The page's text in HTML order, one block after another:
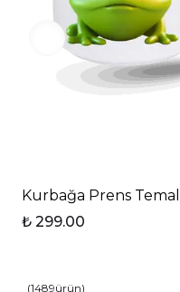
Kurbağa Prens
₺ 299.00
(1489ürün)